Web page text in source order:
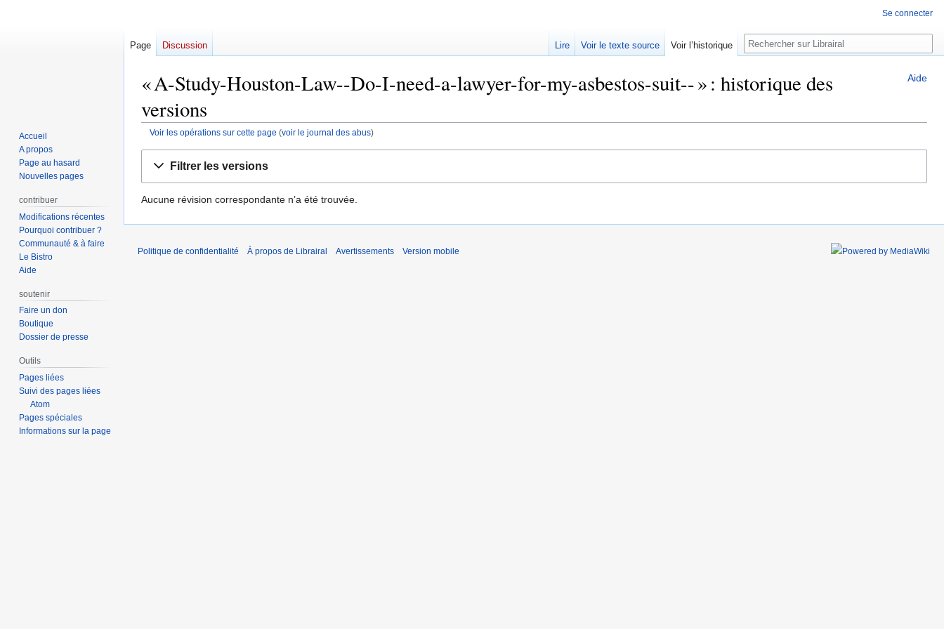
Aide
« A-Study-Houston-Law--Do-I-need-a-lawyer-for-my-asbestos-suit-- » : historique des
versions
Voir les opérations sur cette page (voir le journal des abus)
navigation
recherche
Filtrer les versions
Aucune révision correspondante n’a été trouvée.
Se connecter
Page Discussion Lire Voir le texte source Voir l’historique Rechercher
Accueil
A propos
Page au hasard
Nouvelles pages
contribuer
Modifications récentes
Pourquoi contribuer ?
Communauté & à faire
Le Bistro
Aide
soutenir
Faire un don
Boutique
Dossier de presse
Outils
Pages liées
Suivi des pages liées
Atom
Pages spéciales
Informations sur la page
Politique de confidentialité À propos de Librairal Avertissements Version mobile